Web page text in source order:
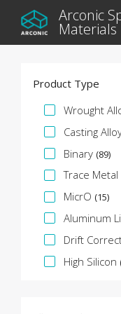
Arconic
Materials
Product Type
Wrought
Casting
Binary (89)
Trace Metal
MicrO (15)
Aluminum
Drift
High Silicon